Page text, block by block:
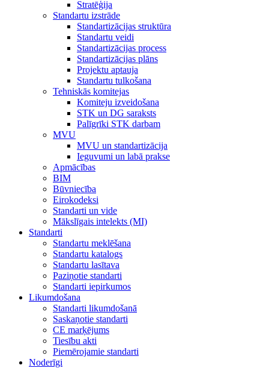
Stratēģija
Standartu izstrāde
Standartizācijas struktūra
Standartu veidi
Standartizācijas process
Standartizācijas plāns
Projektu aptauja
Standartu tulkošana
Tehniskās komitejas
Komiteju izveidošana
STK un DG saraksts
Palīgrīki STK darbam
MVU
MVU un standartizācija
Ieguvumi un labā prakse
Apmācības
BIM
Būvniecība
Eirokodeksi
Standarti un vide
Mākslīgais intelekts (MI)
Standarti
Standartu meklēšana
Standartu katalogs
Standartu lasītava
Paziņotie standarti
Standarti iepirkumos
Likumdošana
Standarti likumdošanā
Saskaņotie standarti
CE marķējums
Tiesību akti
Piemērojamie standarti
Noderīgi